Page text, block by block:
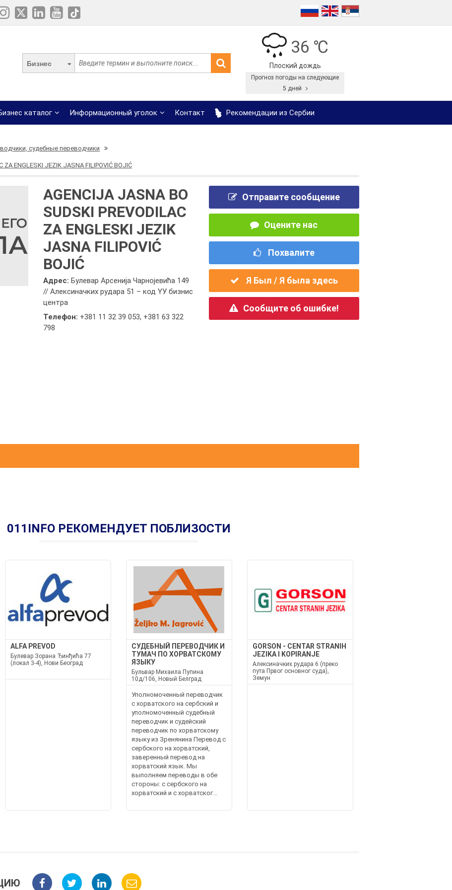
Бизнес
36 ℃
Плоский дождь
Прогноз погоды на следующие
5 дней
каталог Информационный уголок Контакт Рекомендации из Сербии
судебные переводчики
ZA ENGLESKI JEZIK JASNA FILIPOVIĆ BOJIĆ
AGENCIJA JASNA BO
SUDSKI PREVODILAC
ZA ENGLESKI JEZIK
JASNA FILIPOVIĆ
BOJIĆ
Адрес:Булевар Арсенија Чарнојевића 149
// Алексиначких рудара 51 – код YУ бизнис
центра
Телефон: +381 11 32 39 053, +381 63 322
798
Отправите сообщение
Оцените нас
Похвалите
Я Был / Я была здесь
Сообщите об ошибке!
011INFO РЕКОМЕНДУЕТ ПОБЛИЗОСТИ
ALFA PREVOD
Булевар Зорана Ђинђића 77
(локал 3-4), Нови Београд
СУДЕБНЫЙ ПЕРЕВОДЧИК И
ТУМАЧ ПО ХОРВАТСКОМУ
ЯЗЫКУ
Бульвар Михаила Пупина
10д/106, Новый Белград
Уполномоченный переводчик
с хорватского на сербский и
уполномоченный судебный
переводчик и судейский
переводчик по хорватскому
языку из Зренянина Перевод с
сербского на хорватский,
заверенный перевод на
хорватский язык. Мы
выполняем переводы в обе
стороны: с сербского на
хорватский и с хорватског...
GORSON - CENTAR STRANIH
JEZIKA I KOPIRANJE
Алексиначких рудара 6 (преко
пута Првог основног суда),
Земун